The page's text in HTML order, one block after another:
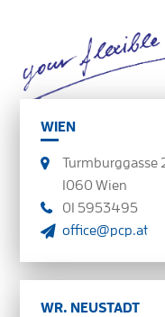
WIEN
Turmburggasse
1060 Wien
01 5953495
office@pcp.at
WR. NEUSTADT